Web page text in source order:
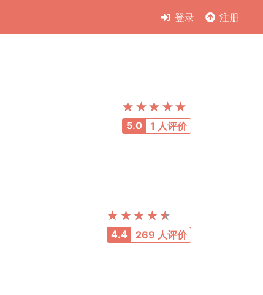
登录 注册
5.0 1 人评价
4.4 269 人评价